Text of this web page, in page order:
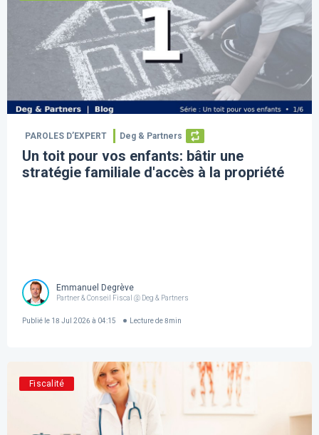
PAROLES D’EXPERT Deg & Partners
Un toit pour vos enfants: bâtir une
stratégie familiale d'accès à la propriété
Emmanuel Degrève
Partner & Conseil Fiscal @ Deg & Partners
Publié le 18 Jul 2026 à 04:15 Lecture de 8min
Fiscalité